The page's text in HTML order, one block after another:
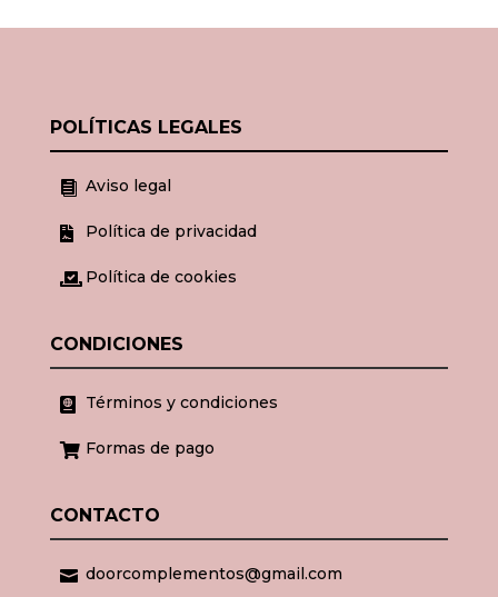
POLÍTICAS LEGALES
 Aviso legal
 Política de privacidad
 Política de cookies
CONDICIONES
 Términos y condiciones
 Formas de pago
CONTACTO
 doorcomplementos@gmail.com